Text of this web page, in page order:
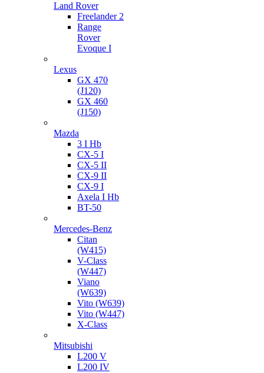
Land Rover
Freelander 2
Range
Rover
Evoque I
Lexus
GX 470
(J120)
GX 460
(J150)
Mazda
3 I Hb
CX-5 I
CX-5 II
CX-9 II
CX-9 I
Axela I Hb
BT-50
Mercedes-Benz
Citan
(W415)
V-Class
(W447)
Viano
(W639)
Vito (W639)
Vito (W447)
X-Class
Mitsubishi
L200 V
L200 IV